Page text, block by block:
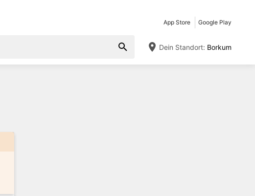
App Store Google Play
Dein Standort: Borkum